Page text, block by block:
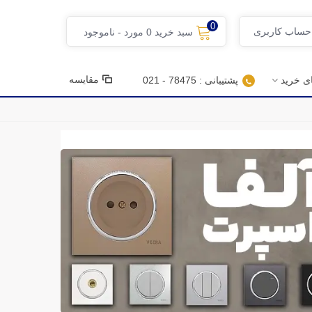
حساب کاربری
0
سبد خرید 0 مورد - ناموجود
خرید پشتیبانی : 78475 - 021 مقایسه